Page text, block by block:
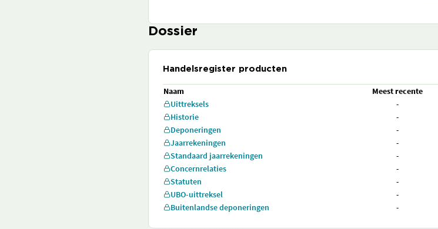
Dossier
Handelsregister producten
Naam
Meest recente
Uittreksels
-
Historie
-
Deponeringen
-
Jaarrekeningen
-
Standaard jaarrekeningen
-
Concernrelaties
-
Statuten
-
UBO-uittreksel
-
Buitenlandse deponeringen
-